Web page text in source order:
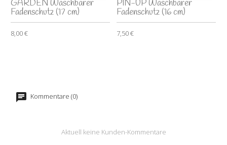
GARDEN Waschbarer
Fadenschutz (17 cm)
8,00 €
PIN-UP Waschbarer
Fadenschutz (16 cm)
7,50 €
Kommentare (0)
Aktuell keine Kunden-Kommentare